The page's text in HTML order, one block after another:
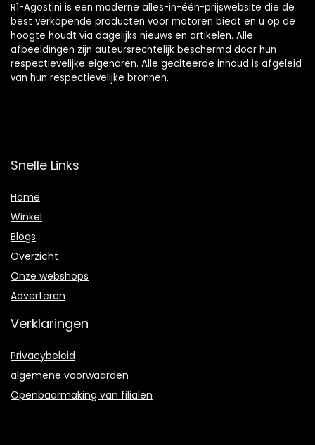
R1-Agostini is een moderne alles-in-één-prijswebsite die de
best verkopende producten voor motoren biedt en u op de
hoogte houdt via dagelijks nieuws en artikelen. Alle
afbeeldingen zijn auteursrechtelijk beschermd door hun
respectievelijke eigenaren. Alle geciteerde inhoud is afgeleid
van hun respectievelijke bronnen.
Snelle Links
Home
Winkel
Blogs
Overzicht
Onze webshops
Adverteren
Verklaringen
Privacybeleid
algemene voorwaarden
Openbaarmaking van filialen